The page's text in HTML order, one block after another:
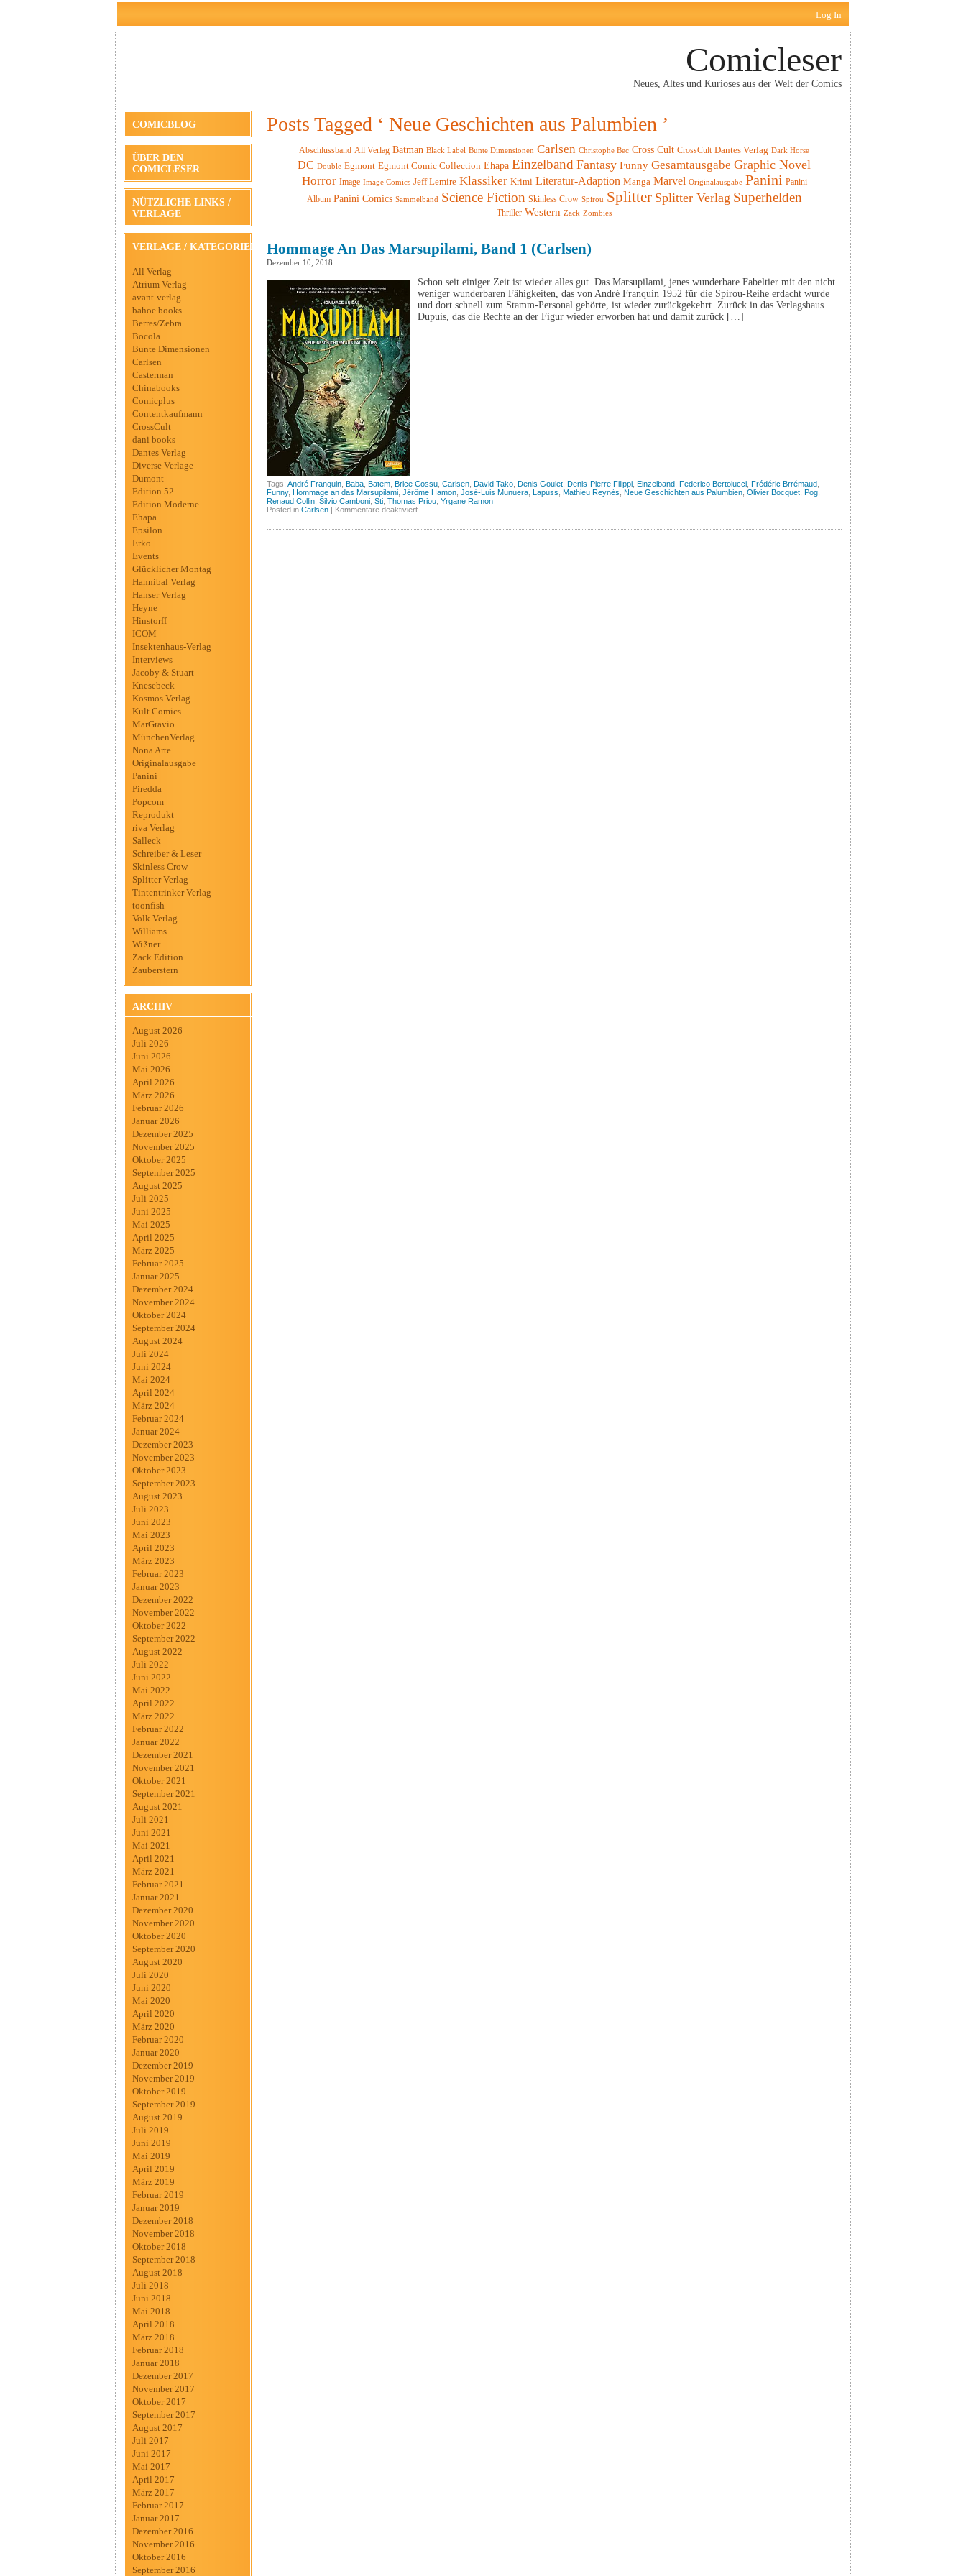
Log In
Comicleser
Neues, Altes und Kurioses aus der Welt der Comics
COMICBLOG
ÜBER DEN
COMICLESER
NÜTZLICHE LINKS /
VERLAGE
VERLAGE / KATEGORIEN
All Verlag
Atrium Verlag
avant-verlag
bahoe books
Berres/Zebra
Bocola
Bunte Dimensionen
Carlsen
Casterman
Chinabooks
Comicplus
Contentkaufmann
CrossCult
dani books
Dantes Verlag
Diverse Verlage
Dumont
Edition 52
Edition Moderne
Ehapa
Epsilon
Erko
Events
Glücklicher Montag
Hannibal Verlag
Hanser Verlag
Heyne
Hinstorff
ICOM
Insektenhaus-Verlag
Interviews
Jacoby & Stuart
Knesebeck
Kosmos Verlag
Kult Comics
MarGravio
MünchenVerlag
Nona Arte
Originalausgabe
Panini
Piredda
Popcom
Reprodukt
riva Verlag
Salleck
Schreiber & Leser
Skinless Crow
Splitter Verlag
Tintentrinker Verlag
toonfish
Volk Verlag
Williams
Wißner
Zack Edition
Zauberstern
ARCHIV
August 2026
Juli 2026
Juni 2026
Mai 2026
April 2026
März 2026
Februar 2026
Januar 2026
Dezember 2025
November 2025
Oktober 2025
September 2025
August 2025
Juli 2025
Juni 2025
Mai 2025
April 2025
März 2025
Februar 2025
Januar 2025
Dezember 2024
November 2024
Oktober 2024
September 2024
August 2024
Juli 2024
Juni 2024
Mai 2024
April 2024
März 2024
Februar 2024
Januar 2024
Dezember 2023
November 2023
Oktober 2023
September 2023
August 2023
Juli 2023
Juni 2023
Mai 2023
April 2023
März 2023
Februar 2023
Januar 2023
Dezember 2022
November 2022
Oktober 2022
September 2022
August 2022
Juli 2022
Juni 2022
Mai 2022
April 2022
März 2022
Februar 2022
Januar 2022
Dezember 2021
November 2021
Oktober 2021
September 2021
August 2021
Juli 2021
Juni 2021
Mai 2021
April 2021
März 2021
Februar 2021
Januar 2021
Dezember 2020
November 2020
Oktober 2020
September 2020
August 2020
Juli 2020
Juni 2020
Mai 2020
April 2020
März 2020
Februar 2020
Januar 2020
Dezember 2019
November 2019
Oktober 2019
September 2019
August 2019
Juli 2019
Juni 2019
Mai 2019
April 2019
März 2019
Februar 2019
Januar 2019
Dezember 2018
November 2018
Oktober 2018
September 2018
August 2018
Juli 2018
Juni 2018
Mai 2018
April 2018
März 2018
Februar 2018
Januar 2018
Dezember 2017
November 2017
Oktober 2017
September 2017
August 2017
Juli 2017
Juni 2017
Mai 2017
April 2017
März 2017
Februar 2017
Januar 2017
Dezember 2016
November 2016
Oktober 2016
September 2016
Posts Tagged ‘ Neue Geschichten aus Palumbien ’
Abschlussband All Verlag Batman Black Label Bunte Dimensionen Carlsen Christophe Bec Cross Cult CrossCult Dantes Verlag Dark Horse
DC Double Egmont Egmont Comic Collection Ehapa Einzelband Fantasy Funny Gesamtausgabe Graphic Novel
Horror Image Image Comics Jeff Lemire Klassiker Krimi Literatur-Adaption Manga Marvel Originalausgabe Panini Panini
Album Panini Comics Sammelband Science Fiction Skinless Crow Spirou Splitter Splitter Verlag Superhelden
Thriller Western Zack Zombies
Hommage An Das Marsupilami, Band 1 (Carlsen)
Dezember 10, 2018
Schon seit einiger Zeit ist wieder alles gut. Das Marsupilami, jenes wunderbare Fabeltier mit den nicht
weniger wunderbaren Fähigkeiten, das von André Franquin 1952 für die Spirou-Reihe erdacht wurde
und dort schnell zum Stamm-Personal gehörte, ist wieder zurückgekehrt. Zurück in das Verlagshaus
Dupuis, das die Rechte an der Figur wieder erworben hat und damit zurück […]
Tags: André Franquin Baba Batem Brice Cossu Carlsen David Tako Denis Goulet Denis-Pierre Filippi Einzelband Federico Bertolucci Frédéric Brrémaud
Funny, Hommage an das Marsupilami Jérôme Hamon José-Luis Munuera Lapuss Mathieu Reynès Neue Geschichten aus Palumbien Olivier Bocquet Pog
Renaud Collin Silvio Camboni Sti Thomas Priou Yrgane Ramon
Posted in Carlsen | Kommentare deaktiviertfür